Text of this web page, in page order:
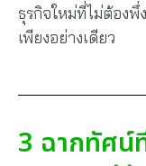
ธุรกิจใหม่ที่ไม่ต้อง
เพียงอย่างเดียว
3 ฉากทัศน์